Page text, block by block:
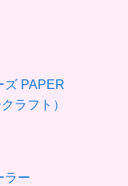
ズ PAPER
ラフト）
ラー